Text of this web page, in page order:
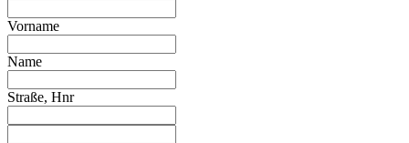
Vorname
Name
Straße, Hnr